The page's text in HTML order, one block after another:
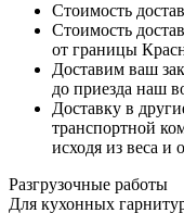
Стоимость
Стоимость
от границы
Доставим ваш
до приезда наш
Доставку в
транспортной
исходя из веса и
Разгрузочные работы
Для кухонных